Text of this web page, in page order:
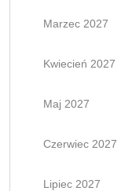
Marzec 2027
Kwiecień 2027
Maj 2027
Czerwiec 2027
Lipiec 2027